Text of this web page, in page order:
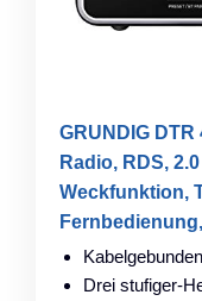
GRUNDIG
Radio, RDS,
Weckfunktion,
Drei stufiger-